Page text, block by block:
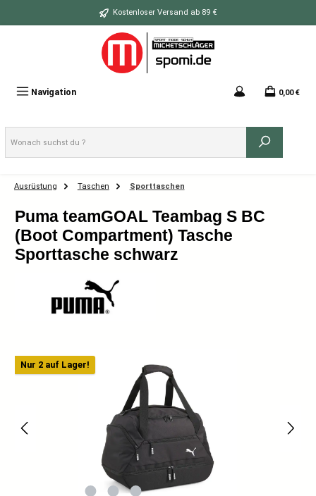
Zum Hauptinhalt springen Kostenloser Versand ab 89 €
Navigation 0,00 €
Ausrüstung Taschen Sporttaschen
Puma teamGOAL Teambag S BC
(Boot Compartment) Tasche
Sporttasche schwarz
Bildergalerie überspringen
Nur 2 auf Lager!